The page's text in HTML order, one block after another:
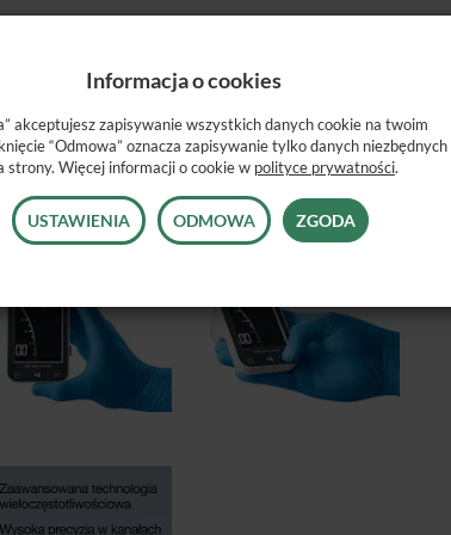
Informacja o cookies
akceptujesz zapisywanie wszystkich danych cookie na twoim
“Odmowa” oznacza zapisywanie tylko danych niezbędnych
strony. Więcej informacji o cookie w polityce prywatności.
USTAWIENIA ODMOWA ZGODA